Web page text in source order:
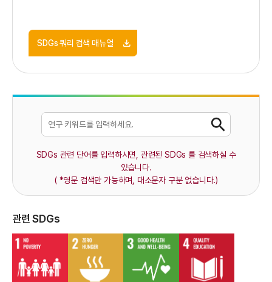
SDGs 쿼리 검색 매뉴얼
SDGs 관련 단어를 입력하시면, 관련된 SDGs 를 검색하실 수
있습니다.
( *영문 검색만 가능하며, 대소문자 구분 없습니다.)
관련 SDGs